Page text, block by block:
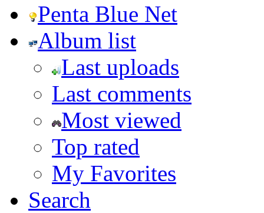
Penta Blue Net
Album list
Last uploads
Last comments
Most viewed
Top rated
My Favorites
Search